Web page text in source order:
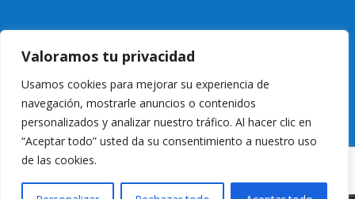
Valoramos tu privacidad
Usamos cookies para mejorar su experiencia de
navegación, mostrarle anuncios o contenidos
personalizados y analizar nuestro tráfico. Al hacer clic en
“Aceptar todo” usted da su consentimiento a nuestro uso
de las cookies.